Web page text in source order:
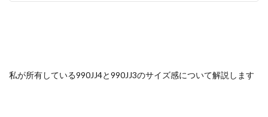
私が所有している990JJ4と990JJ3のサイズ感について解説します